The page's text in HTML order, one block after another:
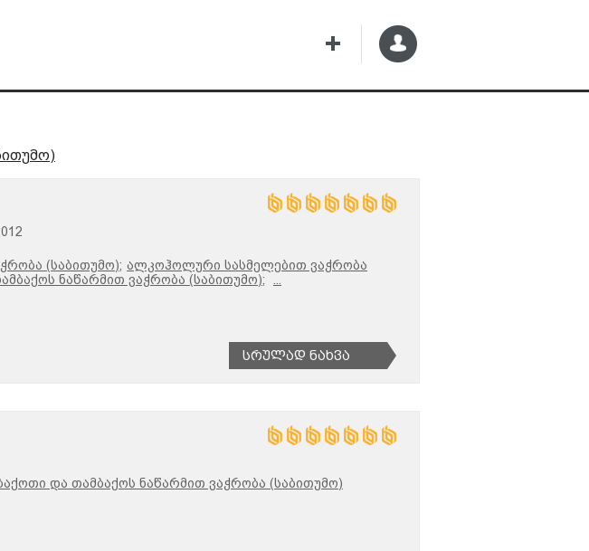
(საბითუმო); ალკოჰოლური სასმელებით ვაჭრობა
ნაწარმით ვაჭრობა (საბითუმო);
Სრულად Ნახვა
და თამბაქოს ნაწარმით ვაჭრობა (საბითუმო)